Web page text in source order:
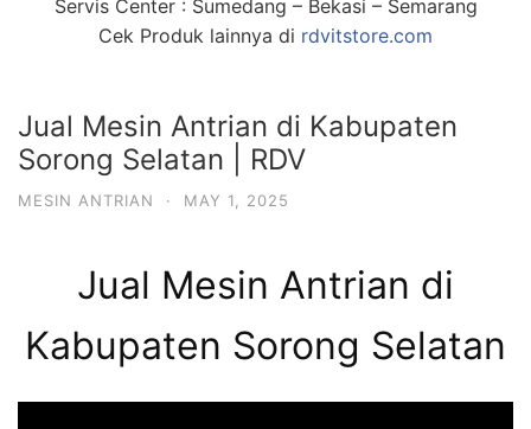
Servis Center : Sumedang – Bekasi – Semarang
Cek Produk lainnya di rdvitstore.com
Jual Mesin Antrian di Kabupaten
Sorong Selatan | RDV
MESIN ANTRIAN · MAY 1, 2025
Jual Mesin Antrian di
Kabupaten Sorong Selatan